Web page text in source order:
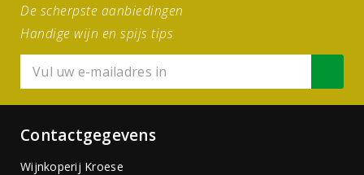
De scherpste aanbiedingen
Handige wijn en spijs tips
Contactgegevens
Wijnkoperij Kroese